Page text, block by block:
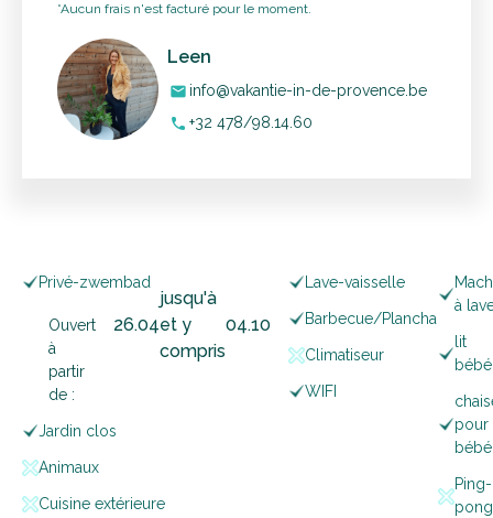
*Aucun frais n'est facturé pour le moment.
Leen
mail info@vakantie-in-de-provence.be
phone +32 478/98.14.60
Privé-zwembad
Ouvert
à
partir
de :
26.04
jusqu'à
et y
compris
04.10
Jardin clos
Animaux
Cuisine extérieure
Lave-vaisselle
Barbecue/Plancha
Climatiseur
WIFI
à
lit
bébé
pour
bébé
Ping-
pong